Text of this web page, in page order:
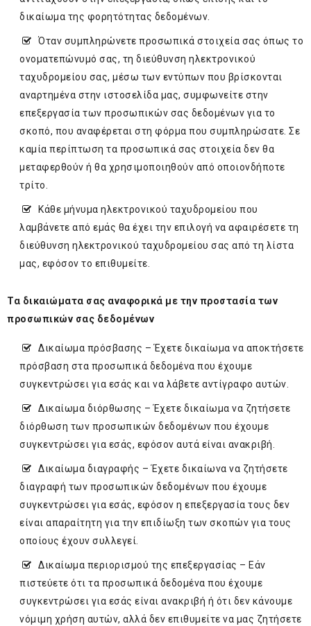
δικαίωμα της φορητότητας δεδομένων.
Όταν συμπληρώνετε προσωπικά στοιχεία σας όπως το
ονοματεπώνυμό σας, τη διεύθυνση ηλεκτρονικού
ταχυδρομείου σας, μέσω των εντύπων που βρίσκονται
αναρτημένα στην ιστοσελίδα μας, συμφωνείτε στην
επεξεργασία των προσωπικών σας δεδομένων για το
σκοπό, που αναφέρεται στη φόρμα που συμπληρώσατε. Σε
καμία περίπτωση τα προσωπικά σας στοιχεία δεν θα
μεταφερθούν ή θα χρησιμοποιηθούν από οποιονδήποτε
τρίτο.
Κάθε μήνυμα ηλεκτρονικού ταχυδρομείου που
λαμβάνετε από εμάς θα έχει την επιλογή να αφαιρέσετε τη
διεύθυνση ηλεκτρονικού ταχυδρομείου σας από τη λίστα
μας, εφόσον το επιθυμείτε.
Τα δικαιώματα σας αναφορικά με την προστασία των
προσωπικών σας δεδομένων
Δικαίωμα πρόσβασης – Έχετε δικαίωμα να αποκτήσετε
πρόσβαση στα προσωπικά δεδομένα που έχουμε
συγκεντρώσει για εσάς και να λάβετε αντίγραφο αυτών.
Δικαίωμα διόρθωσης – Έχετε δικαίωμα να ζητήσετε
διόρθωση των προσωπικών δεδομένων που έχουμε
συγκεντρώσει για εσάς, εφόσον αυτά είναι ανακριβή.
Δικαίωμα διαγραφής – Έχετε δικαίωνα να ζητήσετε
διαγραφή των προσωπικών δεδομένων που έχουμε
συγκεντρώσει για εσάς, εφόσον η επεξεργασία τους δεν
είναι απαραίτητη για την επιδίωξη των σκοπών για τους
οποίους έχουν συλλεγεί.
Δικαίωμα περιορισμού της επεξεργασίας – Εάν
πιστεύετε ότι τα προσωπικά δεδομένα που έχουμε
συγκεντρώσει για εσάς είναι ανακριβή ή ότι δεν κάνουμε
νόμιμη χρήση αυτών, αλλά δεν επιθυμείτε να μας ζητήσετε